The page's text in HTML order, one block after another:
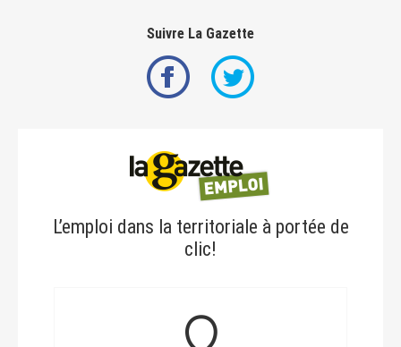
Suivre La Gazette
L’emploi dans la territoriale à portée de
clic!